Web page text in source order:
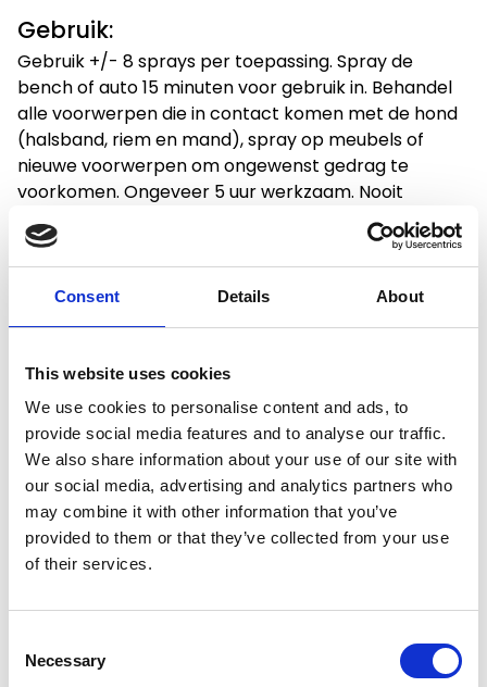
Consent Details About
This website uses cookies
We use cookies to personalise content and ads, to
provide social media features and to analyse our traffic.
We also share information about your use of our site with
our social media, advertising and analytics partners who
may combine it with other information that you’ve
provided to them or that they’ve collected from your use
of their services.
Selection
Necessary
Gebruik:
Gebruik +/- 8 sprays per toepassing. Spray de
bench of auto 15 minuten voor gebruik in. Behandel
alle voorwerpen die in contact komen met de hond
(halsband, riem en mand), spray op meubels of
nieuwe voorwerpen om ongewenst gedrag te
voorkomen. Ongeveer 5 uur werkzaam. Nooit
rechtstreeks op de hond spuiten. Spray niet in de
bench als de hond er in zit. Spray eerst op een
onopvallende plek om te controleren of de spray
geen vlekken veroorzaakt. CaniComfort® versuft de
hond niet.
Samenstelling
Ingrediënten
Samenstelling: Analoog van
geruststellend feromoon van de hond: 2%,
Isopropanol q.s: 60ml
Toevoegingen
Niet van toepassing
Gebruiksaanwijzing